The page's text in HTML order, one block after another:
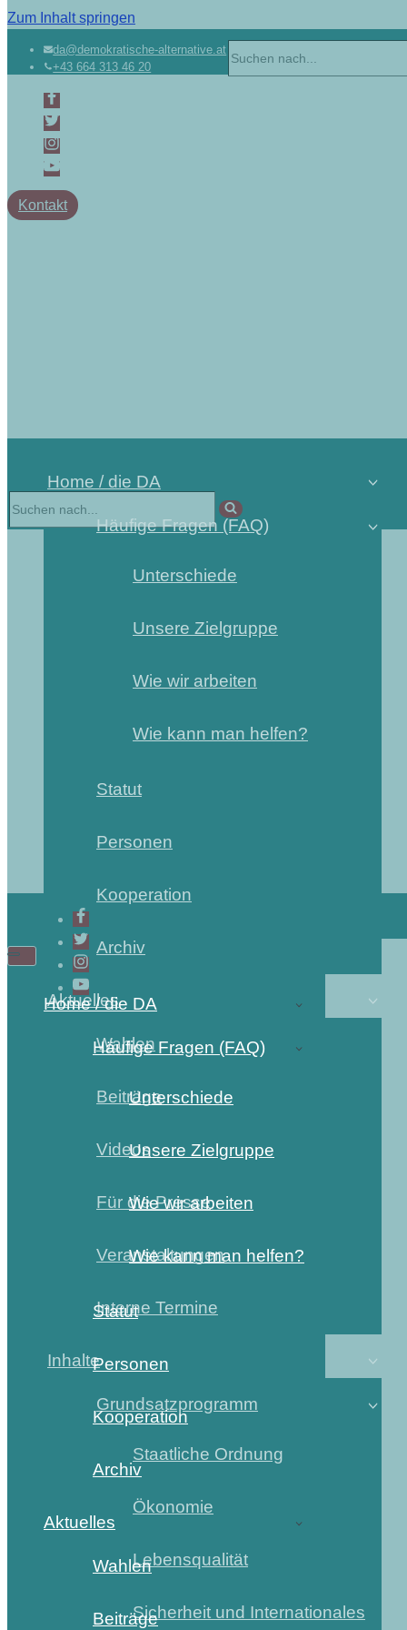
Zum Inhalt springen
da@demokratische-alternative.at
+43 664 313 46 20
nach …
Kontakt
Home / die DA
Häufige Fragen (FAQ)
Unterschiede
Unsere Zielgruppe
Wie wir arbeiten
Wie kann man helfen?
Statut
Personen
Kooperation
Archiv
Aktuelles
Wahlen
Beiträge
Videos
Für die Presse
Veranstaltungen
Interne Termine
Inhalte
Grundsatzprogramm
Staatliche Ordnung
Ökonomie
Lebensqualität
Sicherheit und Internationales
Navigations-
Navigations-
Home / die DA
Häufige Fragen (FAQ)
Unterschiede
Unsere Zielgruppe
Wie wir arbeiten
Wie kann man helfen?
Statut
Personen
Kooperation
Archiv
Aktuelles
Wahlen
Beiträge